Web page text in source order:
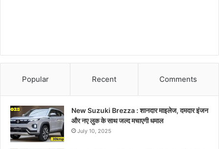
Popular Recent Comments
New Suzuki Brezza : शानदार माइलेज, दमदार इंजन
और नए लुक के साथ जल्द मचाएगी धमाल
July 10, 2025